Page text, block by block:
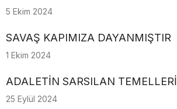
5 Ekim 2024
SAVAŞ KAPIMIZA DAYANMIŞTIR
1 Ekim 2024
ADALETİN SARSILAN TEMELLERİ
25 Eylül 2024